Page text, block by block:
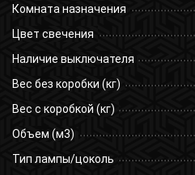
Комната назначения
Цвет свечения
Наличие выключателя
Вес без коробки (кг)
Вес с коробкой (кг)
Объем (м3)
Тип лампы/цоколь